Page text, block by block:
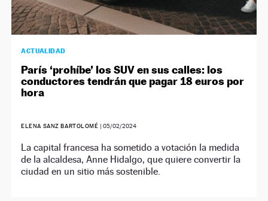
ACTUALIDAD
París ‘prohíbe’ los SUV en sus calles: los
conductores tendrán que pagar 18 euros por
hora
ELENA SANZ BARTOLOMÉ | 05/02/2024
La capital francesa ha sometido a votación la medida
de la alcaldesa, Anne Hidalgo, que quiere convertir la
ciudad en un sitio más sostenible.